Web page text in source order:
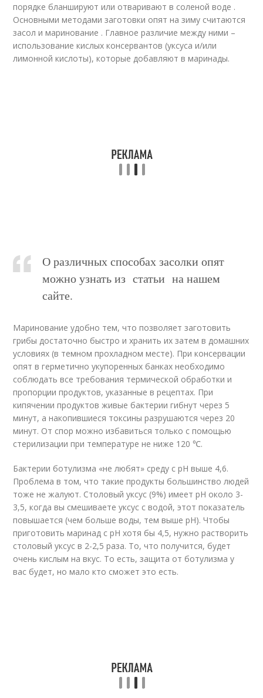
порядке бланшируют или отваривают в соленой воде .
Основными методами заготовки опят на зиму считаются
засол и маринование . Главное различие между ними –
использование кислых консервантов (уксуса и/или
лимонной кислоты), которые добавляют в маринады.
О различных способах засолки опят
можно узнать из статьи на нашем
сайте.
Маринование удобно тем, что позволяет заготовить
грибы достаточно быстро и хранить их затем в домашних
условиях (в темном прохладном месте). При консервации
опят в герметично укупоренных банках необходимо
соблюдать все требования термической обработки и
пропорции продуктов, указанные в рецептах. При
кипячении продуктов живые бактерии гибнут через 5
минут, а накопившиеся токсины разрушаются через 20
минут. От спор можно избавиться только с помощью
стерилизации при температуре не ниже 120 ℃.
Бактерии ботулизма «не любят» среду с pH выше 4,6.
Проблема в том, что такие продукты большинство людей
тоже не жалуют. Столовый уксус (9%) имеет pH около 3-
3,5, когда вы смешиваете уксус с водой, этот показатель
повышается (чем больше воды, тем выше pH). Чтобы
приготовить маринад с pH хотя бы 4,5, нужно растворить
столовый уксус в 2-2,5 раза. То, что получится, будет
очень кислым на вкус. То есть, защита от ботулизма у
вас будет, но мало кто сможет это есть.